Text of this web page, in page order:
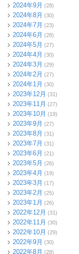
2024年9月 (28)
2024年8月 (30)
2024年7月 (23)
2024年6月 (28)
2024年5月 (27)
2024年4月 (30)
2024年3月 (29)
2024年2月 (27)
2024年1月 (30)
2023年12月 (31)
2023年11月 (27)
2023年10月 (19)
2023年9月 (27)
2023年8月 (31)
2023年7月 (31)
2023年6月 (21)
2023年5月 (26)
2023年4月 (19)
2023年3月 (17)
2023年2月 (25)
2023年1月 (26)
2022年12月 (31)
2022年11月 (30)
2022年10月 (29)
2022年9月 (30)
2022年8月 (28)